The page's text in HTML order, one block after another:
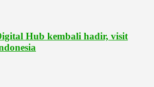
Hub kembali hadir, visit